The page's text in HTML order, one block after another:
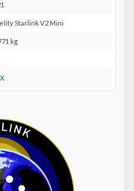
Maps
Starlink V2 Mini
kg